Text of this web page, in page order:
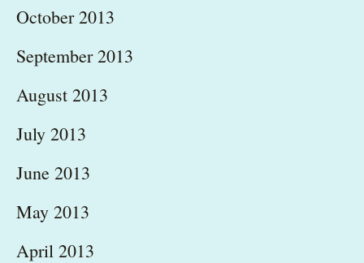
October 2013
September 2013
August 2013
July 2013
June 2013
May 2013
April 2013